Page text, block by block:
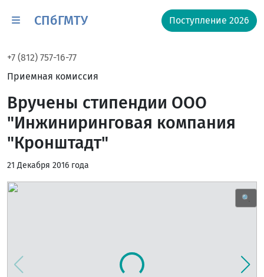
СПбГМТУ Поступление 2026
+7 (812) 757-16-77
Приемная комиссия
Вручены стипендии ООО
"Инжиниринговая компания
"Кронштадт"
21 Декабря 2016 года
🔍